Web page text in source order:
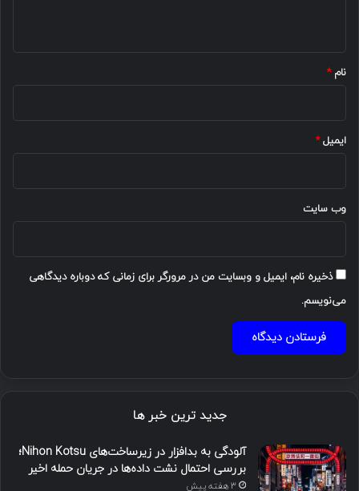
نام*
ایمیل*
وب‌ سایت
ذخیره نام، ایمیل و وبسایت من در مرورگر برای زمانی که دوباره دیدگاهی
می‌نویسم.
جدید ترین خبر ها
آلودگی به بدافزار در زیرساخت‌های Nihon Kotsu؛
بررسی احتمال نشت داده‌ها در جریان حمله اخیر
3 هفته پیش